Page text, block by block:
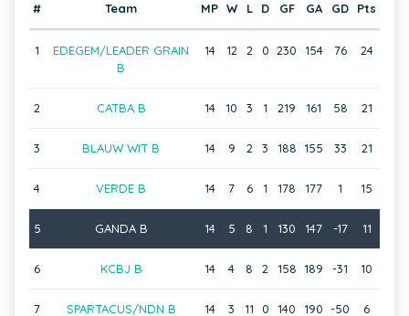
# Team MP W L D GF GA GD Pts
1
EDEGEM/LEADER GRAIN
B
14 12 2 0 230 154 76 24
2 CATBA B 14 10 3 1 219 161 58 21
3 BLAUW WIT B 14 9 2 3 188 155 33 21
4 VERDE B 14 7 6 1 178 177 1 15
5 GANDA B 14 5 8 1 130 147 -17 11
6 KCBJ B 14 4 8 2 158 189 -31 10
7 SPARTACUS/NDN B 14 3 11 0 140 190 -50 6